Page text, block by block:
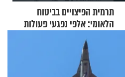
תרמית הפיצויים בביטוח
הלאומי: אלפי נפגעי פעולות
איבה קיבלו כספים במירמה